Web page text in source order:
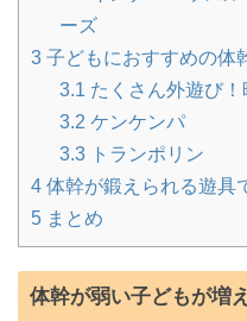
ーズ
3 子どもにおすすめの体
3.1 たくさん外遊び
3.2 ケンケンパ
3.3 トランポリン
4 体幹が鍛えられる遊具
5 まとめ
体幹が弱い子どもが増